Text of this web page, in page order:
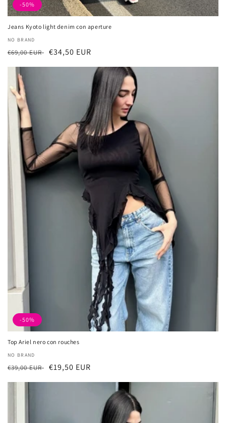
-50%
Jeans Kyoto light denim con aperture
厂
商：
NO BRAND
常
规
价
格
€69,00 EUR 促
销
€34,50 EUR
-50%
Top Ariel nero con rouches
厂
商：
NO BRAND
常
€39,00 EUR 促
€19,50 EUR